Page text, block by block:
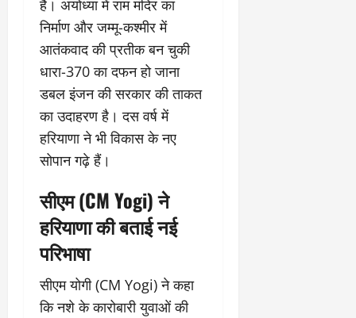
है। अयोध्या में राम मंदिर का
निर्माण और जम्मू-कश्मीर में
आतंकवाद की प्रतीक बन चुकी
धारा-370 का दफन हो जाना
डबल इंजन की सरकार की ताकत
का उदाहरण है। दस वर्ष में
हरियाणा ने भी विकास के नए
सोपान गढ़े हैं।
सीएम (CM Yogi) ने
हरियाणा की बताई नई
परिभाषा
सीएम योगी (CM Yogi) ने कहा
कि नशे के कारोबारी युवाओं की